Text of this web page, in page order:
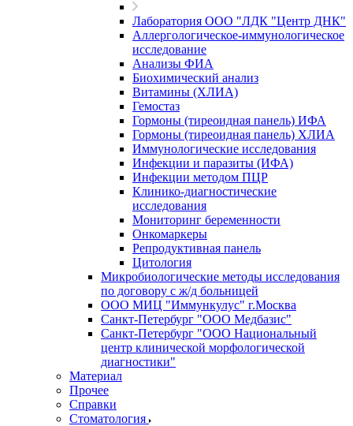
Лаборатория ООО "ЛДК "Центр ДНК"
Аллергологическое-иммунологическое
исследование
Анализы ФИА
Биохимический анализ
Витамины (ХЛИА)
Гемостаз
Гормоны (тиреоидная панель) ИФА
Гормоны (тиреоидная панель) ХЛИА
Иммунологические исследования
Инфекции и паразиты (ИФА)
Инфекции методом ПЦР
Клинико-диагностические
исследования
Мониторинг беременности
Онкомаркеры
Репродуктивная панель
Цитология
Микробиологические методы исследования
по договору с ж/д больницей
ООО МИЦ "Иммункулус" г.Москва
Санкт-Петербург "ООО Медбазис"
Санкт-Петербург "ООО Национальный
центр клинической морфологической
диагностики"
Материал
Прочее
Справки
Стоматология